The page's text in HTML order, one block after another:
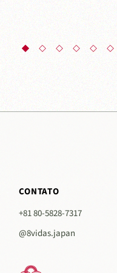
CONTATO
+81 80-5828-7317
@8vidas.japan